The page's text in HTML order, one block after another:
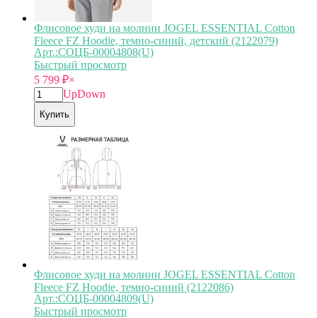
Флисовое худи на молнии JOGEL ESSENTIAL Cotton
Fleece FZ Hoodie, темно-синий, детский (2122079)
Арт.:СОЦБ-00004808(U)
Быстрый просмотр
5 799 ₽×
UpDown
Купить
Флисовое худи на молнии JOGEL ESSENTIAL Cotton
Fleece FZ Hoodie, темно-синий (2122086)
Арт.:СОЦБ-00004809(U)
Быстрый просмотр